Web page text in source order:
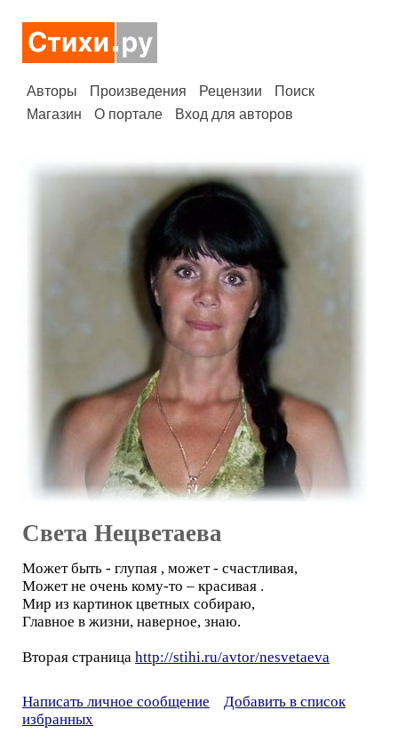
Авторы Произведения Рецензии
Поиск
Магазин
О портале Вход для авторов
Света Нецветаева
Может быть - глупая , может - счастливая,
Может не очень кому-то – красивая .
Мир из картинок цветных собираю,
Главное в жизни, наверное, знаю.
Вторая страница http://stihi.ru/avtor/nesvetaeva
Написать личное сообщение
Добавить в список
избранных